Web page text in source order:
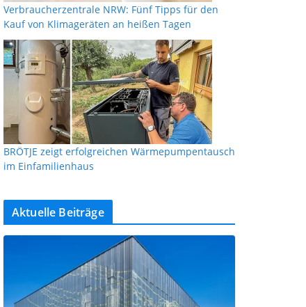
Verbraucherzentrale NRW: Fünf Tipps für den
Kauf von Klimageräten an heißen Tagen
BRÖTJE zeigt erfolgreichen Wärmepumpentausch
im Einfamilienhaus
Aktuelle Beiträge